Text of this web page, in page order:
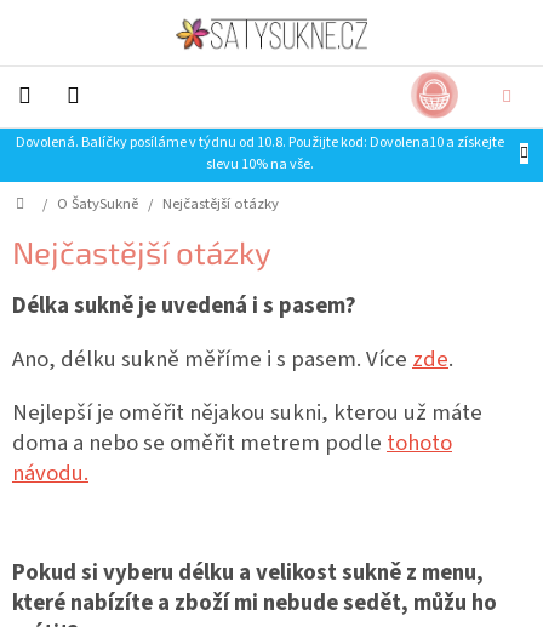
Dovolená. Balíčky posíláme v týdnu od 10.8. Použijte kod: Dovolena10 a získejte
slevu 10% na vše.
NOVINKY-
Šaty
Mikiny
SLEVA
Dárkové
poukazy
Domů
/ O ŠatySukně / Nejčastější otázky
Nejčastější otázky
Délka sukně je uvedená i s pasem?
Ano, délku sukně měříme i s pasem. Více zde.
Nejlepší je oměřit nějakou sukni, kterou už máte
doma a nebo se oměřit metrem podle tohoto
návodu.
Pokud si vyberu délku a velikost sukně z menu,
které nabízíte a zboží mi nebude sedět, můžu ho